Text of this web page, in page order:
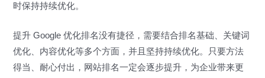
时保持持续优化。
提升 Google 优化排名没有捷径，需要结合排名基础、关键词
优化、内容优化等多个方面，并且坚持持续优化。只要方法
得当、耐心付出，网站排名一定会逐步提升，为企业带来更